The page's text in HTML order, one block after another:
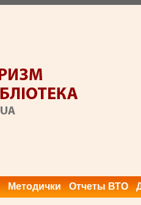
Методички Отчеты ВТО